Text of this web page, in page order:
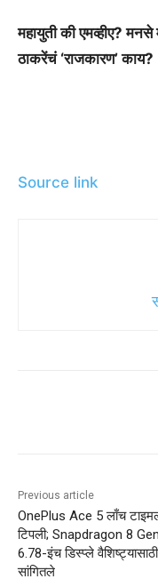
महायुती की एमव्हीए? मनसे
ठाकरेंचं ‘राजकारण’ काय?
Source link
Previous article
OnePlus Ace 5 लाँच
टिपली; Snapdragon 8
6.78-इंच डिस्प्ले वैशिष्ट्यासाठी
सांगितले